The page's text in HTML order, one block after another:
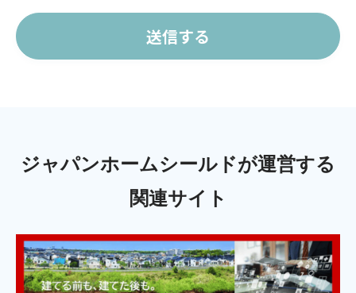
ジャパンホームシールドが運営する
関連サイト